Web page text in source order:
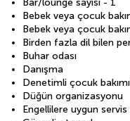
Bebek veya çocuk
Bebek veya çocuk
Birden fazla dil bilen
Buhar odası
Danışma
Denetimli çocuk
Düğün organizasyonu
Engellilere uygun